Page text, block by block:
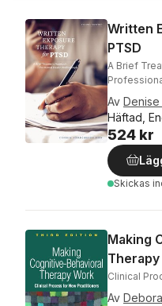
Written
PTSD
A Brief
Av Denise
Häftad,
524 kr
Skickas
Making
Clinical
Av